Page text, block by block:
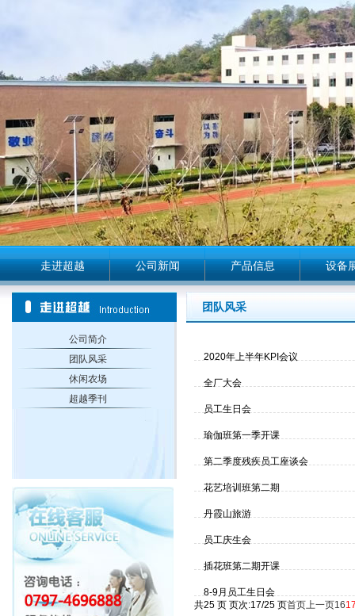
走进超越 公司新闻 产品信息 设备
公司简介
团队风采
休闲农场
超越季刊
团队风采
2020年上半年KPI会议
全厂大会
员工生日会
瑜伽班第一季开课
第二季度残疾员工座谈会
花艺培训班第二期
丹霞山旅游
员工庆生会
插花班第二期开课
8-9月员工生日会
共25 页 页次:17/25 页首页上一页16